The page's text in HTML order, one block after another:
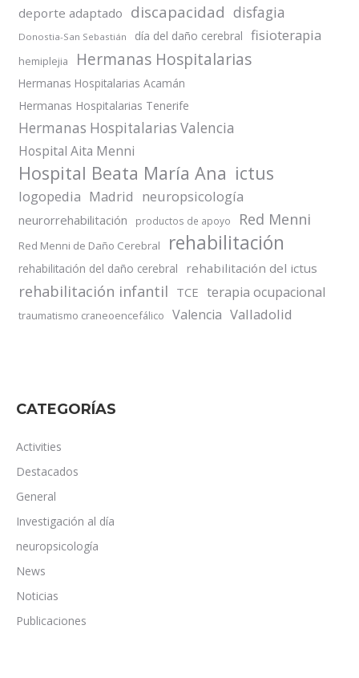
deporte adaptado discapacidad disfagia
Donostia-San Sebastián día del daño cerebral fisioterapia
hemiplejia Hermanas Hospitalarias
Hermanas Hospitalarias Acamán
Hermanas Hospitalarias Tenerife
Hermanas Hospitalarias Valencia
Hospital Aita Menni
Hospital Beata María Ana ictus
logopedia Madrid neuropsicología
neurorrehabilitación productos de apoyo Red Menni
Red Menni de Daño Cerebral rehabilitación
rehabilitación del daño cerebral rehabilitación del ictus
rehabilitación infantil TCE terapia ocupacional
traumatismo craneoencefálico Valencia Valladolid
CATEGORÍAS
Activities
Destacados
General
Investigación al día
neuropsicología
News
Noticias
Publicaciones